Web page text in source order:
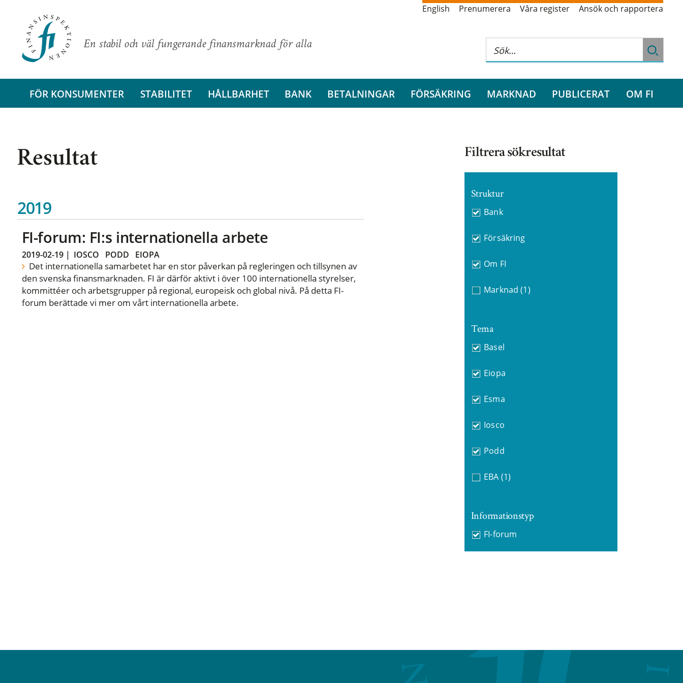
En stabil och väl fungerande finansmarknad för alla
English Prenumerera Våra register Ansök och rapportera
FÖR KONSUMENTER STABILITET HÅLLBARHET BANK BETALNINGAR FÖRSÄKRING MARKNAD PUBLICERAT OM FI
Resultat
2019
FI-forum: FI:s internationella arbete
2019-02-19| IOSCO PODD EIOPA
Det internationella samarbetet har en stor påverkan på regleringen och tillsynen av
den svenska finansmarknaden. FI är därför aktivt i över 100 internationella styrelser,
kommittéer och arbetsgrupper på regional, europeisk och global nivå. På detta FI-
forum berättade vi mer om vårt internationella arbete.
Filtrera sökresultat
Struktur
Bank
Försäkring
Om FI
Marknad (1)
Tema
Basel
Eiopa
Esma
Iosco
Podd
EBA (1)
Informationstyp
FI-forum